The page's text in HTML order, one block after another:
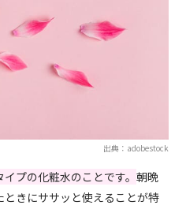
出典：adobestock
プの化粧水のことです。朝晩
きにササッと使えることが特